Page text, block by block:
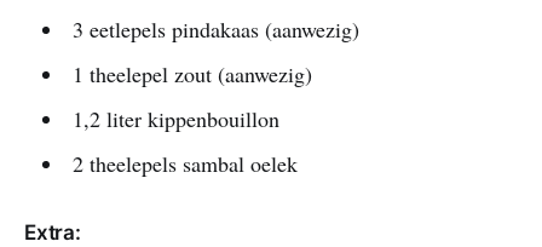
3 eetlepels pindakaas (aanwezig)
1 theelepel zout (aanwezig)
1,2 liter kippenbouillon
2 theelepels sambal oelek
Extra: